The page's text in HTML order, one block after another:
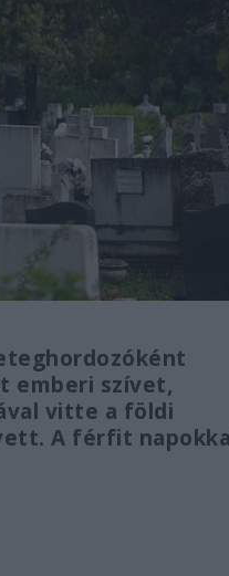
emberi szívet,
vitte a földi
A férfit